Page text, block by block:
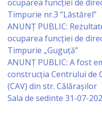
Noutăți
Cultură/
Programe
de
activitate
ocuparea funcţiei de
Timpurie nr.3 ”Lăstărel”
ANUNȚ PUBLIC:
ocuparea funcției de
Timpurie „Guguță”
ANUNȚ PUBLIC: A fost
construcția Centrului de
(CAV) din str. Călărașilor
Sala de sedinte 31-07-